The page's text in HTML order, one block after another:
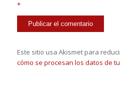
*
Este sitio usa Akismet para
cómo se procesan los datos de